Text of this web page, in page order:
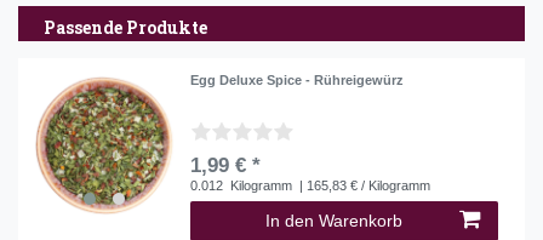
Passende Produkte
Egg Deluxe Spice - Rühreigewürz
1,99 € *
0.012 Kilogramm | 165,83 € / Kilogramm
In den Warenkorb